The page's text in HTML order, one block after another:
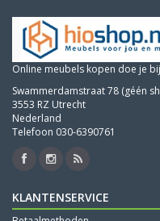
Online meubels kopen doe je
Swammerdamstraat 78 (géén
3553 RZ Utrecht
Nederland
Telefoon 030-6390761
KLANTENSERVICE